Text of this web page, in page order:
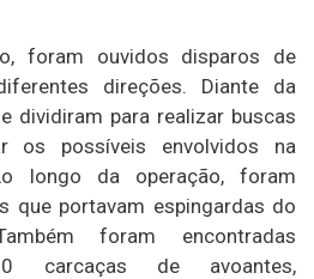
foram ouvidos disparos de
direções. Diante da
dividiram para realizar buscas
os possíveis envolvidos na
longo da operação, foram
que portavam espingardas do
foram encontradas
carcaças de avoantes,